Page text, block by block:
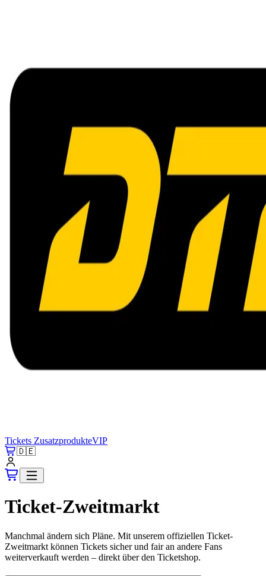
Tickets ZusatzprodukteVIP
🇩🇪
Ticket-Zweitmarkt
Manchmal ändern sich Pläne. Mit unserem offiziellen Ticket-
Zweitmarkt können Tickets sicher und fair an andere Fans
weiterverkauft werden – direkt über den Ticketshop.